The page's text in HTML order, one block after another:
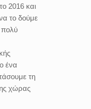
2016 και
το δούμε
πολύ
ένα
τη
χώρας